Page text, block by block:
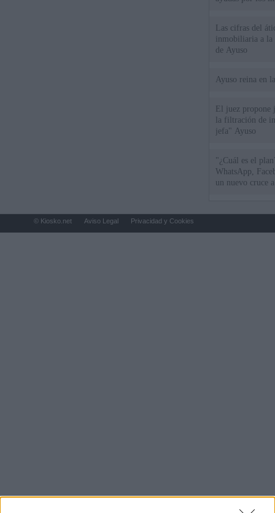
Las cifras del
inmobiliaria a la
de Ayuso
Ayuso reina en
El juez propone
la filtración de
jefa" Ayuso
"¿Cuál es el
WhatsApp,
un nuevo cruce
© Kiosko.net Aviso Legal Privacidad y Cookies